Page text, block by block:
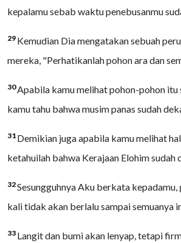
kepalamu sebab waktu penebusanmu
29 Kemudian Dia mengatakan sebuah
mereka, "Perhatikanlah pohon ara dan
30Apabila kamu melihat pohon-pohon itu
kamu tahu bahwa musim panas sudah
31 Demikian juga apabila kamu melihat
ketahuilah bahwa Kerajaan Elohim sudah
32Sesungguhnya Aku berkata kepadamu,
kali tidak akan berlalu sampai semuanya
33 Langit dan bumi akan lenyap, tetapi